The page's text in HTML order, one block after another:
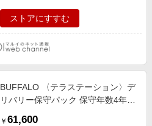
ストアにすすむ
BUFFALO 〈テラステーション〉デ
リバリー保守パック 保守年数4年
￥ 61,600